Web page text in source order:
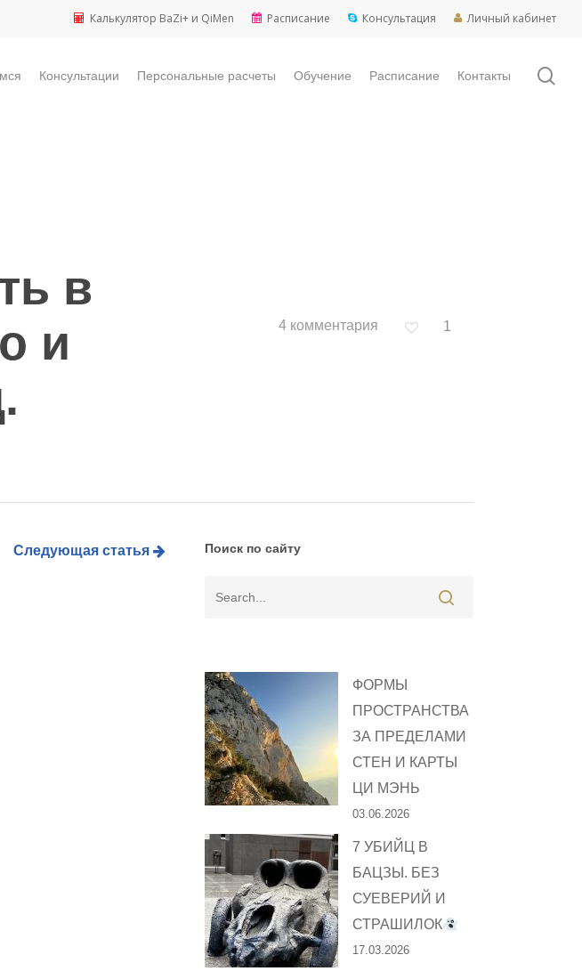
Калькулятор BaZi+ и QiMen Расписание Консультация Личный кабинет
Консультации Персональные расчеты Обучение Расписание Контакты
в
и
4 комментария 1
Следующая статья Поиск по сайту
ФОРМЫ
ПРОСТРАНСТВА
ЗА ПРЕДЕЛАМИ
СТЕН И КАРТЫ
ЦИ МЭНЬ
03.06.2026
7 УБИЙЦ В
БАЦЗЫ. БЕЗ
СУЕВЕРИЙ И
СТРАШИЛОК
17.03.2026